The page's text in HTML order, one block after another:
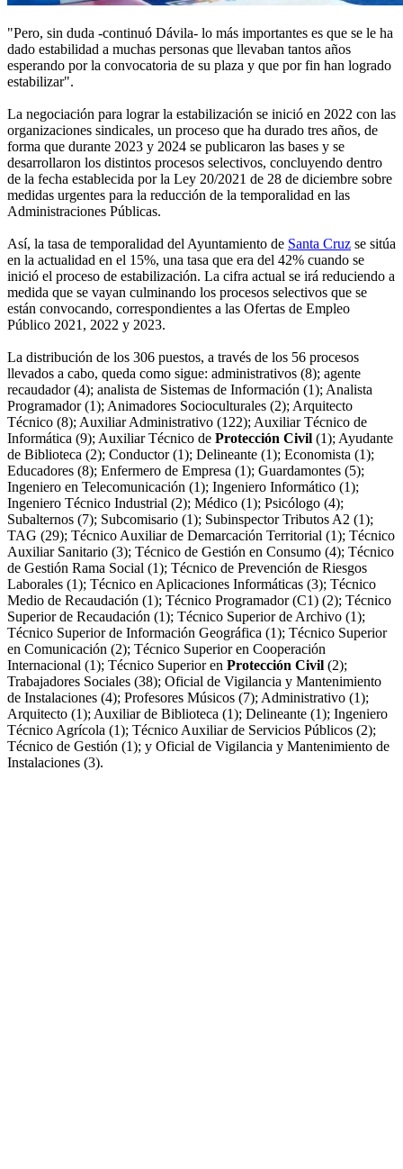
"Pero, sin duda -continuó Dávila- lo más importantes es que se le ha
dado estabilidad a muchas personas que llevaban tantos años
esperando por la convocatoria de su plaza y que por fin han logrado
estabilizar".
La negociación para lograr la estabilización se inició en 2022 con las
organizaciones sindicales, un proceso que ha durado tres años, de
forma que durante 2023 y 2024 se publicaron las bases y se
desarrollaron los distintos procesos selectivos, concluyendo dentro
de la fecha establecida por la Ley 20/2021 de 28 de diciembre sobre
medidas urgentes para la reducción de la temporalidad en las
Administraciones Públicas.
Así, la tasa de temporalidad del Ayuntamiento de Santa Cruz se sitúa
en la actualidad en el 15%, una tasa que era del 42% cuando se
inició el proceso de estabilización. La cifra actual se irá reduciendo a
medida que se vayan culminando los procesos selectivos que se
están convocando, correspondientes a las Ofertas de Empleo
Público 2021, 2022 y 2023.
La distribución de los 306 puestos, a través de los 56 procesos
llevados a cabo, queda como sigue: administrativos (8); agente
recaudador (4); analista de Sistemas de Información (1); Analista
Programador (1); Animadores Socioculturales (2); Arquitecto
Técnico (8); Auxiliar Administrativo (122); Auxiliar Técnico de
Informática (9); Auxiliar Técnico de Protección Civil (1); Ayudante
de Biblioteca (2); Conductor (1); Delineante (1); Economista (1);
Educadores (8); Enfermero de Empresa (1); Guardamontes (5);
Ingeniero en Telecomunicación (1); Ingeniero Informático (1);
Ingeniero Técnico Industrial (2); Médico (1); Psicólogo (4);
Subalternos (7); Subcomisario (1); Subinspector Tributos A2 (1);
TAG (29); Técnico Auxiliar de Demarcación Territorial (1); Técnico
Auxiliar Sanitario (3); Técnico de Gestión en Consumo (4); Técnico
de Gestión Rama Social (1); Técnico de Prevención de Riesgos
Laborales (1); Técnico en Aplicaciones Informáticas (3); Técnico
Medio de Recaudación (1); Técnico Programador (C1) (2); Técnico
Superior de Recaudación (1); Técnico Superior de Archivo (1);
Técnico Superior de Información Geográfica (1); Técnico Superior
en Comunicación (2); Técnico Superior en Cooperación
Internacional (1); Técnico Superior en Protección Civil (2);
Trabajadores Sociales (38); Oficial de Vigilancia y Mantenimiento
de Instalaciones (4); Profesores Músicos (7); Administrativo (1);
Arquitecto (1); Auxiliar de Biblioteca (1); Delineante (1); Ingeniero
Técnico Agrícola (1); Técnico Auxiliar de Servicios Públicos (2);
Técnico de Gestión (1); y Oficial de Vigilancia y Mantenimiento de
Instalaciones (3).